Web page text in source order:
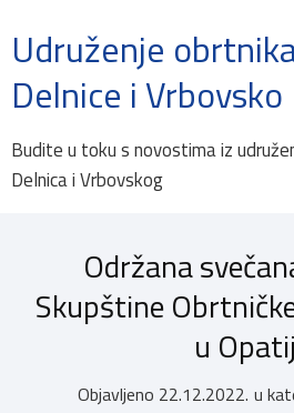
Udruženje
Delnice i Vrbovsko
Budite u toku s novostima iz
Delnica i Vrbovskog
Održana
Skupštine
u
Objavljeno 22.12.2022. u